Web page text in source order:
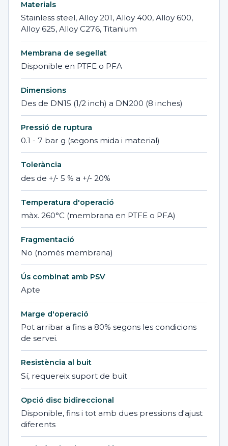
Materials
Stainless steel, Alloy 201, Alloy 400, Alloy 600,
Alloy 625, Alloy C276, Titanium
Membrana de segellat
Disponible en PTFE o PFA
Dimensions
Des de DN15 (1/2 inch) a DN200 (8 inches)
Pressió de ruptura
0.1 - 7 bar g (segons mida i material)
Tolerància
des de +/- 5 % a +/- 20%
Temperatura d'operació
màx. 260°C (membrana en PTFE o PFA)
Fragmentació
No (només membrana)
Ús combinat amb PSV
Apte
Marge d'operació
Pot arribar a fins a 80% segons les condicions
de servei.
Resistència al buit
Sí, requereix suport de buit
Opció disc bidireccional
Disponible, fins i tot amb dues pressions d'ajust
diferents